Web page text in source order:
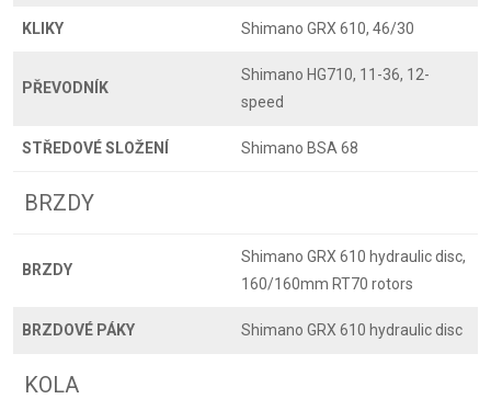
KLIKY Shimano GRX 610, 46/30
PŘEVODNÍK
Shimano HG710, 11-36, 12-
speed
STŘEDOVÉ SLOŽENÍ Shimano BSA 68
BRZDY
BRZDY
Shimano GRX 610 hydraulic disc,
160/160mm RT70 rotors
BRZDOVÉ PÁKY Shimano GRX 610 hydraulic disc
KOLA